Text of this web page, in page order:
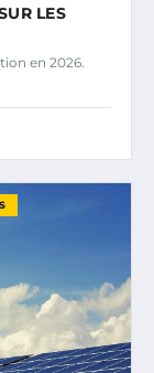
LES
en 2026.